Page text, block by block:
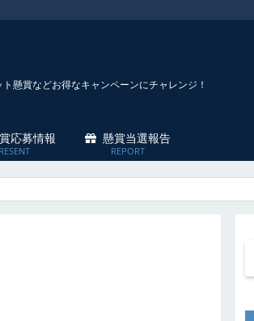
懸賞などお得なキャンペーンにチャレンジ！
応募情報 懸賞当選報告